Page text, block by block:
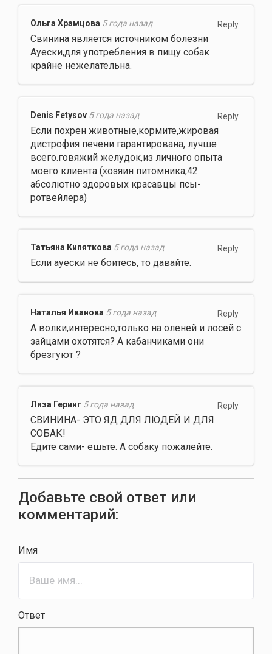
Reply
Ольга Храмцова 5 года назад
Свинина является источником болезни
Ауески,для употребления в пищу собак
крайне нежелательна.
Reply
Denis Fetysov 5 года назад
Если похрен животные,кормите,жировая
дистрофия печени гарантирована, лучше
всего.говяжий желудок,из личного опыта
моего клиента (хозяин питомника,42
абсолютно здоровых красавцы псы-
ротвейлера)
Reply
Татьяна Кипяткова 5 года назад
Если ауески не боитесь, то давайте.
Reply
Наталья Иванова 5 года назад
А волки,интересно,только на оленей и лосей с
зайцами охотятся? А кабанчиками они
брезгуют ?
Reply
Лиза Геринг 5 года назад
СВИНИНА- ЭТО ЯД ДЛЯ ЛЮДЕЙ И ДЛЯ
СОБАК!
Едите сами- ешьте. А собаку пожалейте.
Добавьте свой ответ или
комментарий:
Имя
Ответ